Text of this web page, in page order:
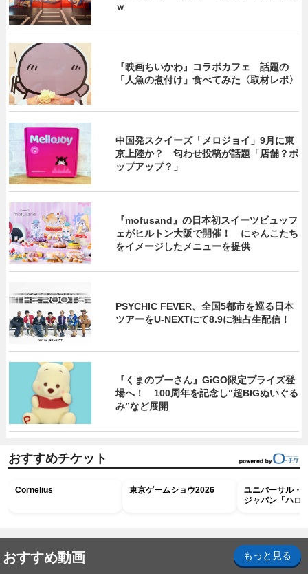
ｗ
『映画ちいかわ』コラボカフェ 話題の
「人魚の煮付け」食べてみた〈取材レポ〉
中国発スクイーズ「メロジョイ」9月に東
京上陸か？ 匂わせ投稿が話題「店舗？ポ
ップアップ？」
『mofusand』の日本初スイーツビュッフ
ェがヒルトン大阪で開催！ にゃんこたち
をイメージしたメニューを提供
PSYCHIC FEVER、全国5都市を巡る日本
ツアーをU‐NEXTにて8.9に独占生配信！
『くまのプーさん』GiGO限定プライズ登
場へ！ 100周年を記念し“超BIGぬいぐる
み”など展開
おすすめチケット
Cornelius 東京ゲームショウ2026
ユニバーサル・
ジャパン「ハロ
おすすめ動画 もっと見る